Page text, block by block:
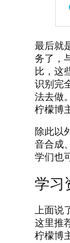
最后就
务了，
比，这
识别完
法去做
柠檬博
除此以
音合成
学们也
学习
上面说
这里推
柠檬博